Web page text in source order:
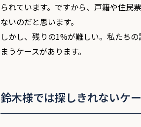
られています。ですから、戸籍や住民
ないのだと思います。
しかし、残りの1%が難しい。私たち
まうケースがあります。
鈴木様では探しきれないケ